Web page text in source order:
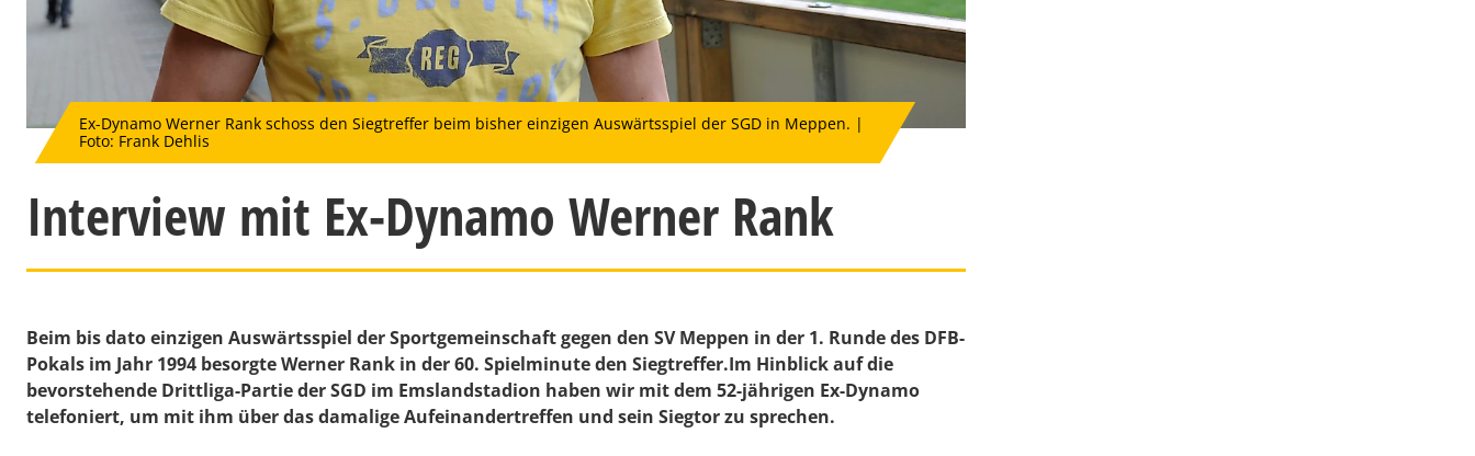
Ex-Dynamo Werner Rank schoss den Siegtreffer beim bisher einzigen Auswärtsspiel der SGD in Meppen. |
Foto: Frank Dehlis
Interview mit Ex-Dynamo Werner Rank
Beim bis dato einzigen Auswärtsspiel der Sportgemeinschaft gegen den SV Meppen in der 1. Runde des DFB-
Pokals im Jahr 1994 besorgte Werner Rank in der 60. Spielminute den Siegtreffer.Im Hinblick auf die
bevorstehende Drittliga-Partie der SGD im Emslandstadion haben wir mit dem 52-jährigen Ex-Dynamo
telefoniert, um mit ihm über das damalige Aufeinandertreffen und sein Siegtor zu sprechen.